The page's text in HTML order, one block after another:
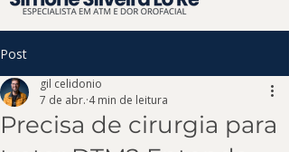
Post
Precisa de cirurgia para
gil celidonio
7 de abr. 4 min de leitura